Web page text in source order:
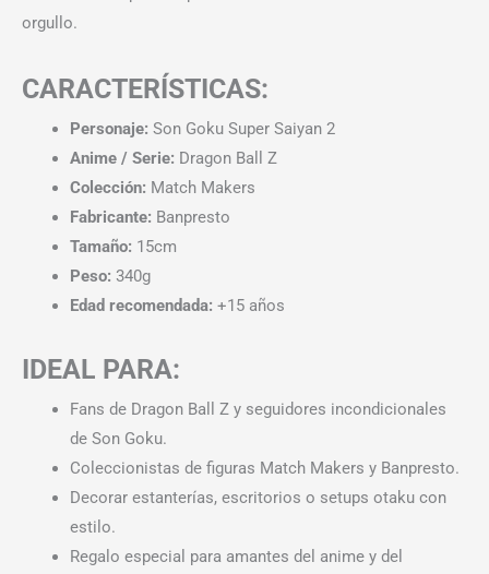
orgullo.
CARACTERÍSTICAS:
Personaje: Son Goku Super Saiyan 2
Anime / Serie: Dragon Ball Z
Colección: Match Makers
Fabricante: Banpresto
Tamaño: 15cm
Peso: 340g
Edad recomendada: +15 años
IDEAL PARA:
Fans de Dragon Ball Z y seguidores incondicionales
de Son Goku.
Coleccionistas de figuras Match Makers y Banpresto.
Decorar estanterías, escritorios o setups otaku con
estilo.
Regalo especial para amantes del anime y del